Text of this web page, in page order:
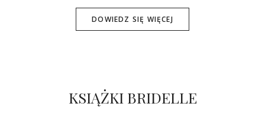
DOWIEDZ SIĘ WIĘCEJ
KSIĄŻKI BRIDELLE